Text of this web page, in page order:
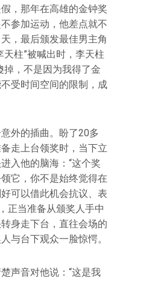
，那年在高雄的金钟奖
参加运动，他差点就不
，最后颁发最佳男主角
天柱”被喊出时，李天柱
掉，不是因为我得了金
受时间空间的限制，成
外的插曲。盼了20多
走上台领奖时，当下立
入他的脑海：“这个奖
它，你不是始终觉得在
可以借此机会抗议、表
正当准备从颁奖人手中
身走下台，直往会场的
与台下观众一脸惊愕。
声音对他说：“这是我